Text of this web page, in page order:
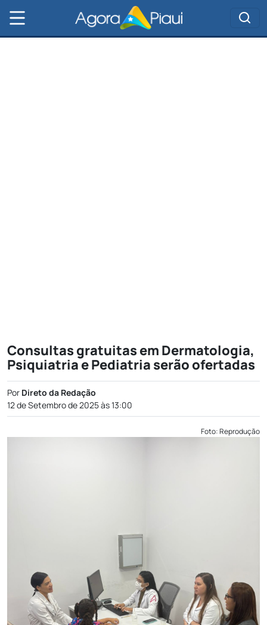
Consultas gratuitas em Dermatologia,
Psiquiatria e Pediatria serão ofertadas
Por Direto da Redação
12 de Setembro de 2025 às 13:00
Foto: Reprodução